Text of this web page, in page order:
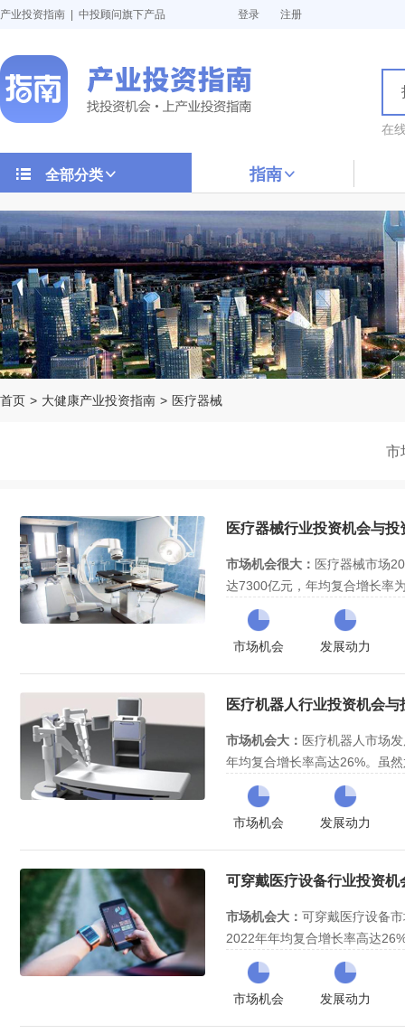
产业投资指南 | 中投顾问旗下产品 登录 注册
在
全部分类 指南
首页 > 大健康产业投资指南 > 医疗器械
市
医疗器械行业投资机会与
市场机会很大： 医疗器械市场
达7300亿元，年均复合增长率
速快，市场机会很大。
老龄化加剧和分级诊疗等带来
创新并且利好国产替代、人工
主要驱动力：
人口老龄化加剧
办医的鼓励，使个人和基层医
增；在此背景下，国家颁布政
疗器械发展，各地方政府积极
据、人工智能等新技术与医疗
的升级和创新发展带来前所未
行业进入壁垒高：行业技术壁
竞争壁垒中等。
行业整体处于成长期中期，进
发展了一段时间，整体处于成
等“新技术”的发展使医疗器械这
整体来看是企业进入投资的好
综合评估： 投资价值评级为四
市场机会 发展动力
医疗机器人行业投资机会
市场机会大： 医疗机器人市场
年均复合增长率高达26%。虽
右，但是目前我国医疗机器人
人本身的技术水平、医护人员
关政策都还需要一个培育的过
应用时，其市场规模将达到百
老龄化加剧伴随劳动力短缺带
器人发展方向和资金上的支持
是三个主要驱动力：老龄化加
外科手术医生及医护人员的短
和护理机器人作为最佳解决方
此背景下，国家在《中国制造
要性，各地政府通过资金支持
医疗机器人应用中的一个重要
的实现，是医疗机器人能快速
行业进入壁垒很高：行业技术
垒和政策壁垒高。
行业整体处于发展初期，进入
期后期，发展速度快、市场潜
时机很好。
综合评估： 投资价值评级为三
市场机会 发展动力
可穿戴医疗设备行业投资
市场机会大： 可穿戴医疗设备
2022年年均复合增长率高达
未来可穿戴医疗设备与人工智
合，市场潜力巨大。
空巢老人增多和“治未病”观念
地方政府给予的鼓励和资金支
的飞速进步是三个主要驱动力：
增多，伴随人们“治未病”观念
行业进入壁垒高：行业技术壁
策壁垒都比较高。
市场机会 发展动力